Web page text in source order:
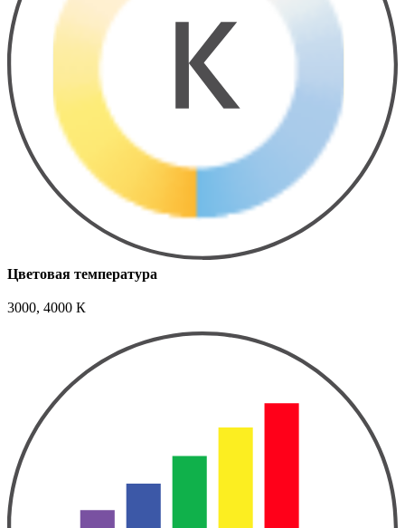
Цветовая температура
3000, 4000 К